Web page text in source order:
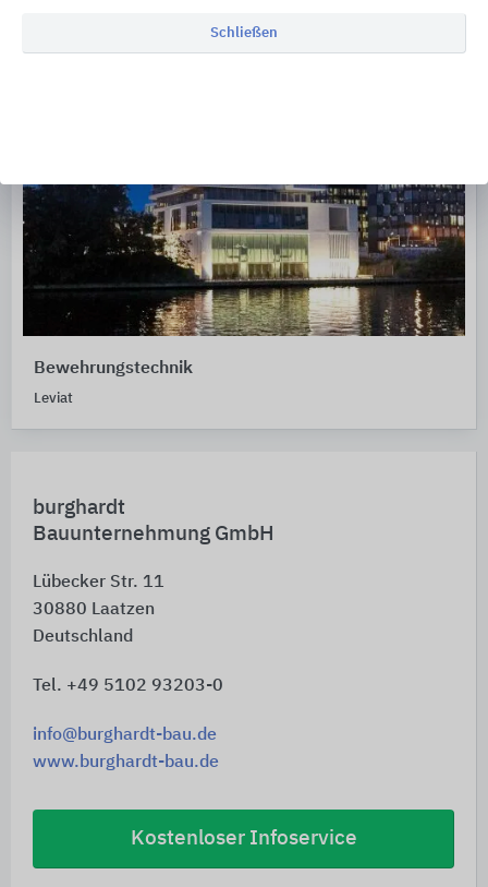
burghardt
Bauunternehmung GmbH
Lübecker Str. 11
30880 Laatzen
Deutschland
Tel. +49 5102 93203-0
info@burghardt-bau.de
www.burghardt-bau.de
Kostenloser Infoservice
Bewehrungstechnik
Leviat
Schließen